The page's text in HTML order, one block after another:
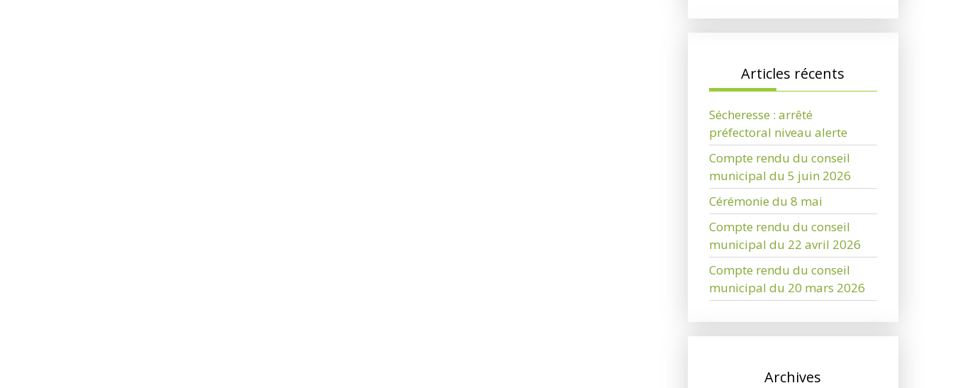
Articles récents
Sécheresse : arrêté
préfectoral niveau alerte
Compte rendu du conseil
municipal du 5 juin 2026
Cérémonie du 8 mai
Compte rendu du conseil
municipal du 22 avril 2026
Compte rendu du conseil
municipal du 20 mars 2026
Archives